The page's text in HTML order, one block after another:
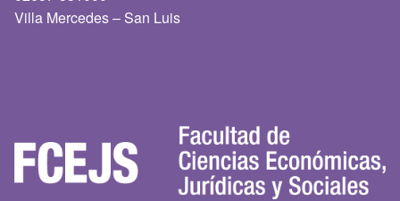
Villa Mercedes – San Luis